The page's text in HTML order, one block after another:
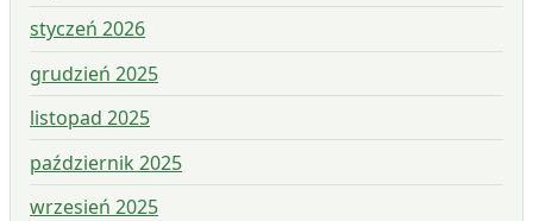
styczeń 2026
grudzień 2025
listopad 2025
październik 2025
wrzesień 2025